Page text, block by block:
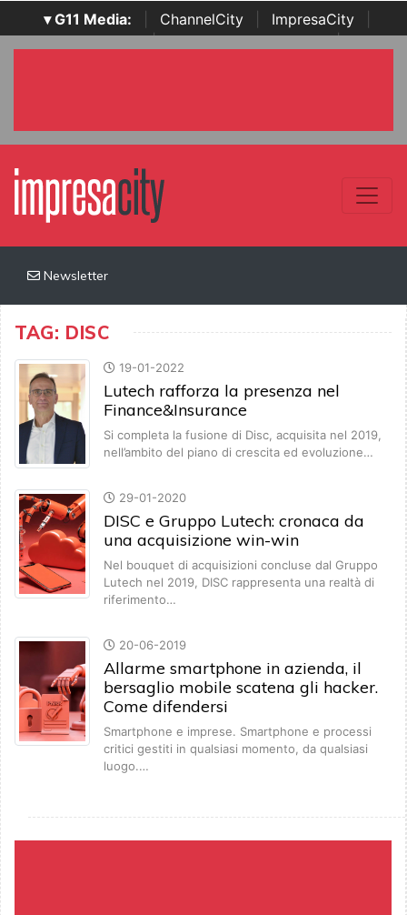
▾ G11 Media: ChannelCity ImpresaCity
SecurityOpenLab | Italian Channel Awards | Italian
Newsletter
TAG: DISC
19-01-2022
Lutech rafforza la presenza nel
Finance&Insurance
Si completa la fusione di Disc, acquisita nel 2019,
nell’ambito del piano di crescita ed evoluzione…
29-01-2020
DISC e Gruppo Lutech: cronaca da
una acquisizione win-win
Nel bouquet di acquisizioni concluse dal Gruppo
Lutech nel 2019, DISC rappresenta una realtà di
riferimento…
20-06-2019
Allarme smartphone in azienda, il
bersaglio mobile scatena gli hacker.
Come difendersi
Smartphone e imprese. Smartphone e processi
critici gestiti in qualsiasi momento, da qualsiasi
luogo.…